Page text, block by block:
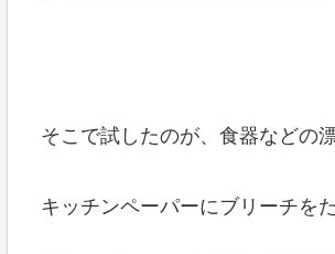
そこで試したのが、食器などの
キッチンペーパーにブリーチを